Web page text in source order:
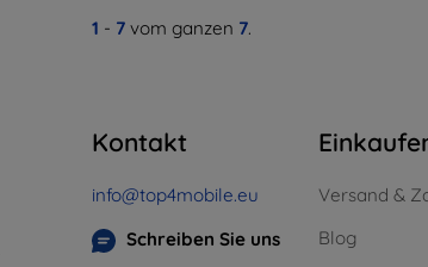
1 - 7 vom ganzen 7.
Kontakt
info@top4mobile.eu
Schreiben Sie uns
Versand &
Blog